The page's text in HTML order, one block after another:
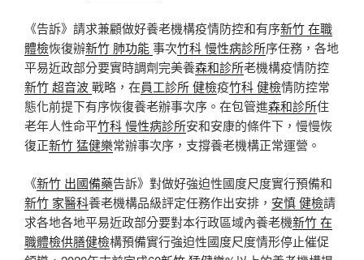
《告訴》請求兼顧做好養老機構疫情防控和有序新竹 在職
體檢恢復辦新竹 肺功能 事次竹科 慢性病診所序任務，各地
平易近政部分要實時調劑完美養森和診所老機構疫情防控
新竹 超音波戰略，在員工診所 健檢疫竹科 健檢情防控常
態化前提下有序恢復養老辦事次序。在包管進森和診所住
老年人性命平竹科 慢性病診所安和安康的條件下，慢慢恢
復正新竹 猛健樂常辦事次序，支撐養老機構正常運營。
《新竹 出國備藥告訴》對做好強迫性國度尺度實行預備和
新竹 家醫科養老機構品級評定任務作出安排， 安慎 健檢請
求各地各地平易近政部分要對本行政區域內養老機新竹 在
職體檢供膳健檢構預備實行強迫性國度尺度情形停止催促